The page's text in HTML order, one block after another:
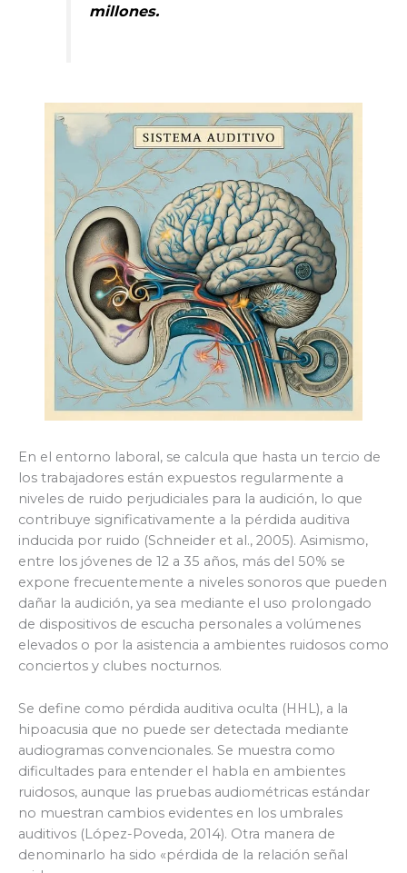
millones.
En el entorno laboral, se calcula que hasta un tercio de
los trabajadores están expuestos regularmente a
niveles de ruido perjudiciales para la audición, lo que
contribuye significativamente a la pérdida auditiva
inducida por ruido (Schneider et al., 2005). Asimismo,
entre los jóvenes de 12 a 35 años, más del 50% se
expone frecuentemente a niveles sonoros que pueden
dañar la audición, ya sea mediante el uso prolongado
de dispositivos de escucha personales a volúmenes
elevados o por la asistencia a ambientes ruidosos como
conciertos y clubes nocturnos.
Se define como pérdida auditiva oculta (HHL), a la
hipoacusia que no puede ser detectada mediante
audiogramas convencionales. Se muestra como
dificultades para entender el habla en ambientes
ruidosos, aunque las pruebas audiométricas estándar
no muestran cambios evidentes en los umbrales
auditivos (López-Poveda, 2014). Otra manera de
denominarlo ha sido «pérdida de la relación señal